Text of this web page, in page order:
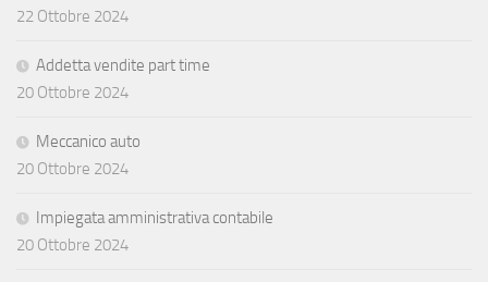
22 Ottobre 2024
Addetta vendite part time
20 Ottobre 2024
Meccanico auto
20 Ottobre 2024
Impiegata amministrativa contabile
20 Ottobre 2024